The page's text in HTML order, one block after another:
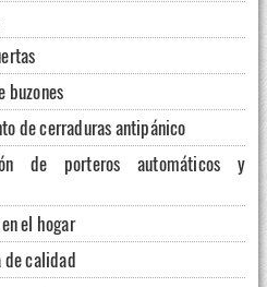
buzones
de cerraduras antipánico
de porteros automáticos y
el hogar
de calidad